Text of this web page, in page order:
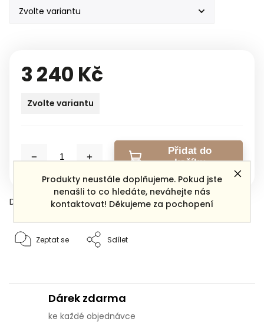
Produkty neustále doplňujeme. Pokud jste
nenašli to co hledáte, neváhejte nás
kontaktovat! Děkujeme za pochopení
3 240 Kč
Zvolte variantu
Přidat do
košíku
Detailní informace
Zeptat se Sdílet
Dárek zdarma
ke každé objednávce